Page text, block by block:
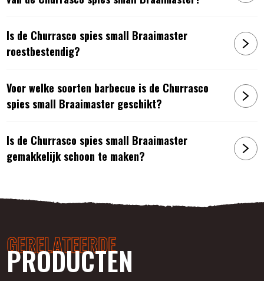
Is de Churrasco spies small Braaimaster
roestbestendig?
Voor welke soorten barbecue is de Churrasco
spies small Braaimaster geschikt?
Is de Churrasco spies small Braaimaster
gemakkelijk schoon te maken?
GERELATEERDE
PRODUCTEN